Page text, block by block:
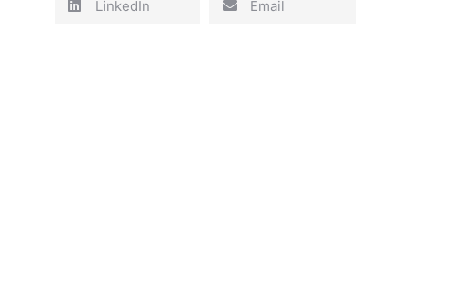
LinkedIn Email